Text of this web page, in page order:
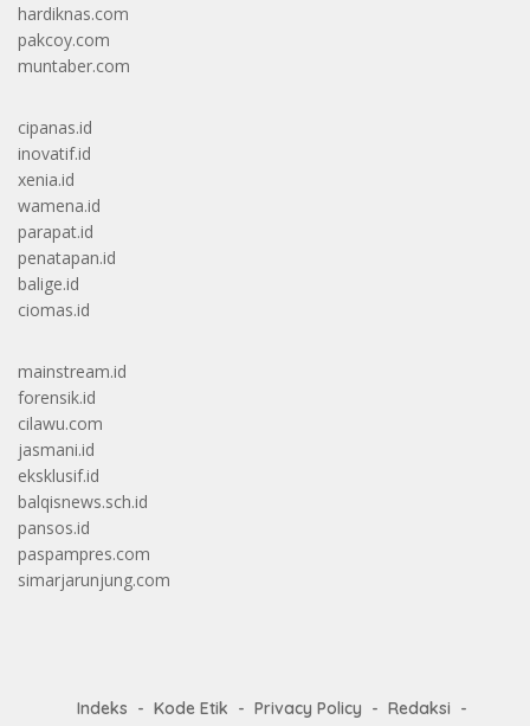
hardiknas.com
pakcoy.com
muntaber.com
cipanas.id
inovatif.id
xenia.id
wamena.id
parapat.id
penatapan.id
balige.id
ciomas.id
mainstream.id
forensik.id
cilawu.com
jasmani.id
eksklusif.id
balqisnews.sch.id
pansos.id
paspampres.com
simarjarunjung.com
Indeks Kode Etik Privacy Policy
Redaksi